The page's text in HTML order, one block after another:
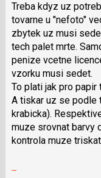
N
pro
následující
a
P
pro
předchozí
nový
názor
Treba kdyz uz
tovarne u "nefoto"
zbytek uz musi
tech palet mrte.
penize vcetne
vzorku musi sedet.
To plati jak pro
A tiskar uz se podle
krabicka).
muze srovnat barvy
kontrola muze